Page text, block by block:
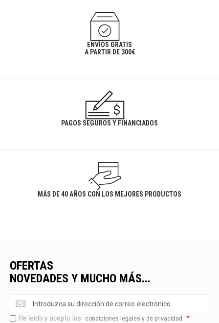
ENVÍOS GRATIS
A PARTIR DE 300€
PAGOS SEGUROS Y FINANCIADOS
MÁS DE 40 AÑOS CON LOS MEJORES PRODUCTOS
OFERTAS
NOVEDADES Y MUCHO MÁS...
Ofertas
<br>Novedades
y
He leido y acepto las condiciones legales y de privacidad *